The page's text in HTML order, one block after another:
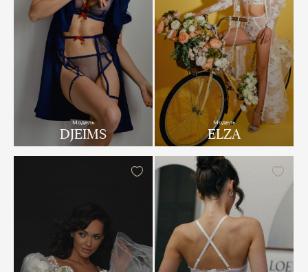
Модель
DJEIMS
Модель
ELZA